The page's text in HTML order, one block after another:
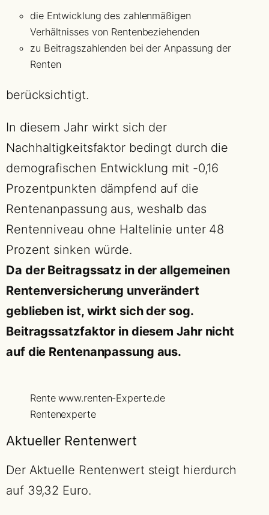
die Entwicklung des zahlenmäßigen
Verhältnisses von Rentenbeziehenden
zu Beitragszahlenden bei der Anpassung der
Renten
berücksichtigt.
In diesem Jahr wirkt sich der
Nachhaltigkeitsfaktor bedingt durch die
demografischen Entwicklung mit -0,16
Prozentpunkten dämpfend auf die
Rentenanpassung aus, weshalb das
Rentenniveau ohne Haltelinie unter 48
Prozent sinken würde.
Da der Beitragssatz in der allgemeinen
Rentenversicherung unverändert
geblieben ist, wirkt sich der sog.
Beitragssatzfaktor in diesem Jahr nicht
auf die Rentenanpassung aus.
Rente www.renten-Experte.de
Rentenexperte
Aktueller Rentenwert
Der Aktuelle Rentenwert steigt hierdurch
auf 39,32 Euro.